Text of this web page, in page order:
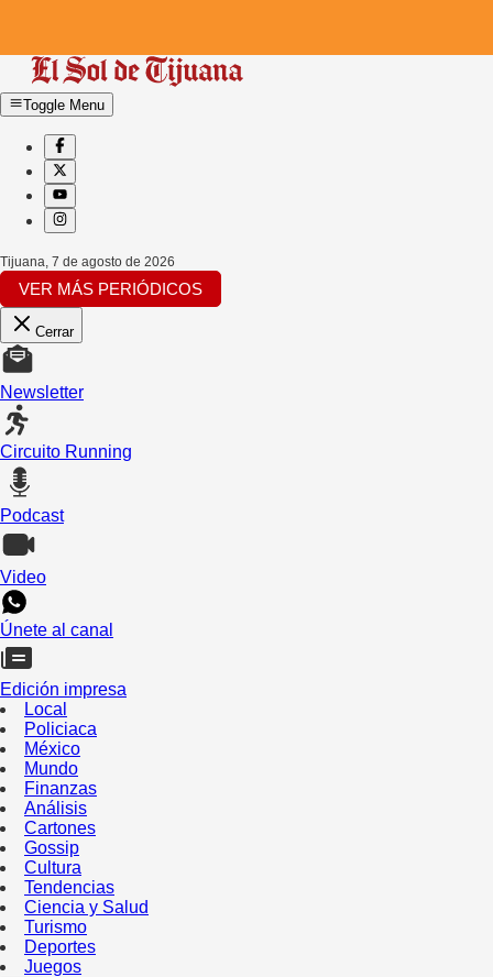
Toggle Menu
Tijuana 7 de agosto de 2026
VER MÁS PERIÓDICOS
Cerrar
Newsletter
Circuito Running
Podcast
Video
Únete al canal
Edición impresa
Local
Policiaca
México
Mundo
Finanzas
Análisis
Cartones
Gossip
Cultura
Tendencias
Ciencia y Salud
Turismo
Deportes
Juegos